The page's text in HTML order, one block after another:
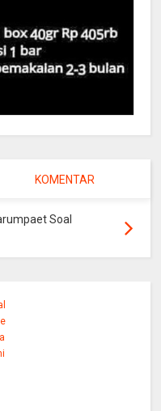
KOMENTAR
Soal